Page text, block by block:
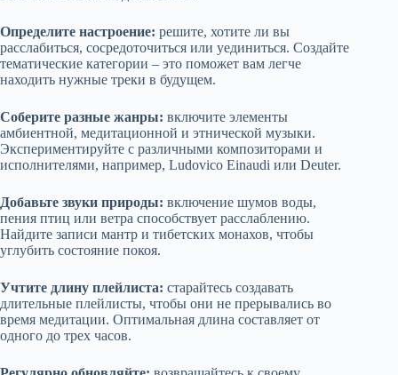
Определите настроение: решите, хотите ли вы
расслабиться, сосредоточиться или уединиться. Создайте
тематические категории – это поможет вам легче
находить нужные треки в будущем.
Соберите разные жанры: включите элементы
амбиентной, медитационной и этнической музыки.
Экспериментируйте с различными композиторами и
исполнителями, например, Ludovico Einaudi или Deuter.
Добавьте звуки природы: включение шумов воды,
пения птиц или ветра способствует расслаблению.
Найдите записи мантр и тибетских монахов, чтобы
углубить состояние покоя.
Учтите длину плейлиста: старайтесь создавать
длительные плейлисты, чтобы они не прерывались во
время медитации. Оптимальная длина составляет от
одного до трех часов.